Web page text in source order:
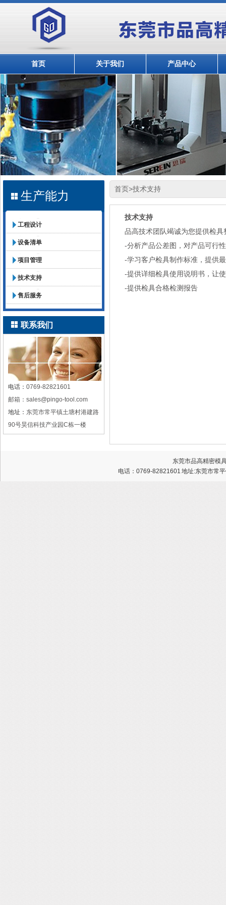
首页 关于我们 产品中心
生产能力
工程设计
设备清单
项目管理
技术支持
售后服务
联系我们
电话： 0769-82821601
邮箱：sales@pingo-tool.com
地址： 东莞市常平镇土塘村港建路
90号昊信科技产业园C栋一楼
首页>技术支持
技术支持
品高技术团队竭诚为您提供检
-分析产品公差图，对产品可行
-学习客户检具制作标准，提供
-提供详细检具使用说明书，让
-提供检具合格检测报告
东莞市品高精密模
电话：0769-82821601 地址:东莞市常